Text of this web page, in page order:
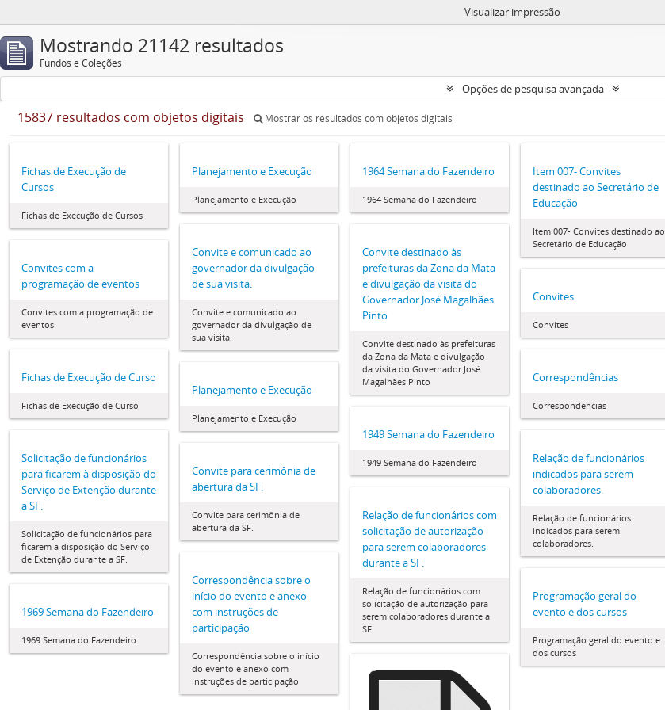
Visualizar impressão
Mostrando 21142 resultados
Fundos e Coleções
Opções de pesquisa avançada
15837 resultados com objetos digitais Mostrar os resultados com objetos digitais
Fichas de Execução de
Cursos
Fichas de Execução de Cursos
Planejamento e Execução
Planejamento e Execução
1964 Semana do Fazendeiro
1964 Semana do Fazendeiro
Item 007- Convites
destinado ao Secretário de
Educação
Item 007- Convites destinado ao
Secretário de Educação
Convite e comunicado ao
governador da divulgação
de sua visita.
Convite e comunicado ao
governador da divulgação de
sua visita.
Convite destinado às
prefeituras da Zona da Mata
e divulgação da visita do
Governador José Magalhães
Pinto
Convite destinado às prefeituras
da Zona da Mata e divulgação
da visita do Governador José
Magalhães Pinto
Convites com a
programação de eventos
Convites com a programação de
eventos
Convites
Convites
Fichas de Execução de Curso
Fichas de Execução de Curso
Correspondências
Correspondências
Planejamento e Execução
Planejamento e Execução
1949 Semana do Fazendeiro
1949 Semana do Fazendeiro
Solicitação de funcionários
para ficarem à disposição do
Serviço de Extenção durante
a SF.
Solicitação de funcionários para
ficarem à disposição do Serviço
de Extenção durante a SF.
Relação de funcionários
indicados para serem
colaboradores.
Relação de funcionários
indicados para serem
colaboradores.
Convite para cerimônia de
abertura da SF.
Convite para cerimônia de
abertura da SF.
Relação de funcionários com
solicitação de autorização
para serem colaboradores
durante a SF.
Relação de funcionários com
solicitação de autorização para
serem colaboradores durante a
SF.
Correspondência sobre o
início do evento e anexo
com instruções de
participação
Correspondência sobre o início
do evento e anexo com
instruções de participação
Programação geral do
evento e dos cursos
Programação geral do evento e
dos cursos
1969 Semana do Fazendeiro
1969 Semana do Fazendeiro